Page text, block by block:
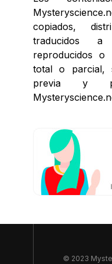
copiados,
traducidos a
reproducidos o
total o parcial,
previa y
© 2023